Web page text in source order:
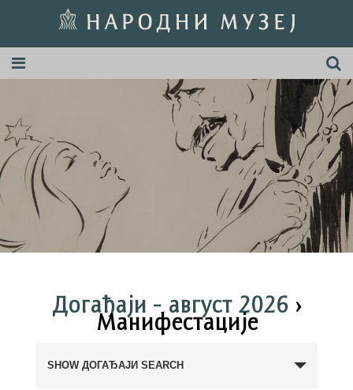
Догађаји - август 2026›
Манифестације
Search
SHOW ДОГАЂАЈИ SEARCH